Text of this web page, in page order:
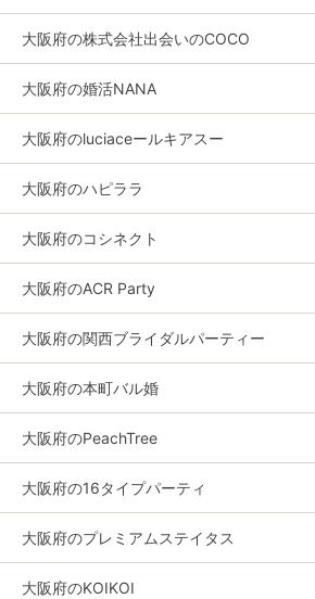
大阪府の株式会社出会いのCOCO
大阪府の婚活NANA
大阪府のluciaceールキアスー
大阪府のハピララ
大阪府のコシネクト
大阪府のACR Party
大阪府の関西ブライダルパーティー
大阪府の本町バル婚
大阪府のPeachTree
大阪府の16タイプパーティ
大阪府のプレミアムステイタス
大阪府のKOIKOI